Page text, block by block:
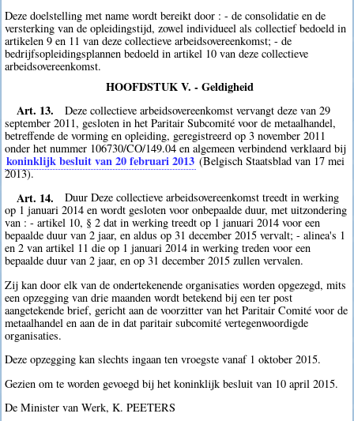
Deze doelstelling met name wordt bereikt door : - de consolidatie en de
versterking van de opleidingstijd, zowel individueel als collectief bedoeld in
artikelen 9 en 11 van deze collectieve arbeidsovereenkomst; - de
bedrijfsopleidingsplannen bedoeld in artikel 10 van deze collectieve
arbeidsovereenkomst.
HOOFDSTUK V. - Geldigheid
Art. 13.
Deze collectieve arbeidsovereenkomst vervangt deze van 29
september 2011, gesloten in het Paritair Subcomité voor de metaalhandel,
betreffende de vorming en opleiding, geregistreerd op 3 november 2011
onder het nummer 106730/CO/149.04 en algemeen verbindend verklaard bij
koninklijk besluit van 20 februari 2013 (Belgisch Staatsblad van 17 mei
2013).
Art. 14.
Duur Deze collectieve arbeidsovereenkomst treedt in werking
op 1 januari 2014 en wordt gesloten voor onbepaalde duur, met uitzondering
van : - artikel 10, § 2 dat in werking treedt op 1 januari 2014 voor een
bepaalde duur van 2 jaar, en aldus op 31 december 2015 vervalt; - alinea's 1
en 2 van artikel 11 die op 1 januari 2014 in werking treden voor een
bepaalde duur van 2 jaar, en op 31 december 2015 zullen vervalen.
Zij kan door elk van de ondertekenende organisaties worden opgezegd, mits
een opzegging van drie maanden wordt betekend bij een ter post
aangetekende brief, gericht aan de voorzitter van het Paritair Comité voor de
metaalhandel en aan de in dat paritair subcomité vertegenwoordigde
organisaties.
Deze opzegging kan slechts ingaan ten vroegste vanaf 1 oktober 2015.
Gezien om te worden gevoegd bij het koninklijk besluit van 10 april 2015.
De Minister van Werk, K. PEETERS